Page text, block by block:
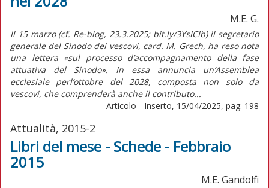
M.E. G.
Il 15 marzo (cf. Re-blog, 23.3.2025; bit.ly/3YsICIb) il segretario
generale del Sinodo dei vescovi, card. M. Grech, ha reso nota
una lettera «sul processo d’accompagnamento della fase
attuativa del Sinodo». In essa annuncia un’Assemblea
ecclesiale perl’ottobre del 2028, composta non solo da
vescovi, che comprenderà anche il contributo...
Articolo - Inserto, 15/04/2025, pag. 198
Attualità, 2015-2
Libri del mese - Schede - Febbraio
2015
M.E. Gandolfi